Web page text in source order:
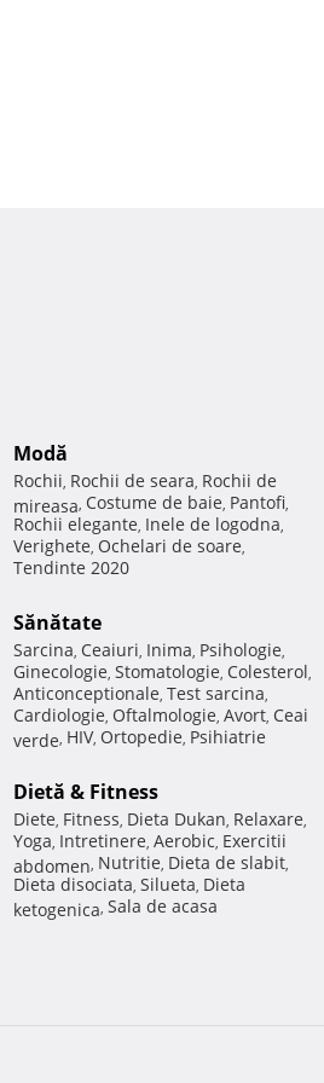
Modă
Rochii, Rochii de seara, Rochii de
mireasa, Costume de baie, Pantofi,
Rochii elegante, Inele de logodna,
Verighete, Ochelari de soare,
Tendinte 2020
Sănătate
Sarcina, Ceaiuri, Inima, Psihologie,
Ginecologie, Stomatologie, Colesterol,
Anticonceptionale, Test sarcina,
Cardiologie, Oftalmologie, Avort, Ceai
verde, HIV, Ortopedie, Psihiatrie
Dietă & Fitness
Diete, Fitness, Dieta Dukan, Relaxare,
Yoga, Intretinere, Aerobic, Exercitii
abdomen, Nutritie, Dieta de slabit,
Dieta disociata, Silueta, Dieta
ketogenica, Sala de acasa